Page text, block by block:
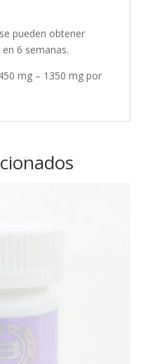
pueden obtener
6 semanas.
mg – 1350 mg por